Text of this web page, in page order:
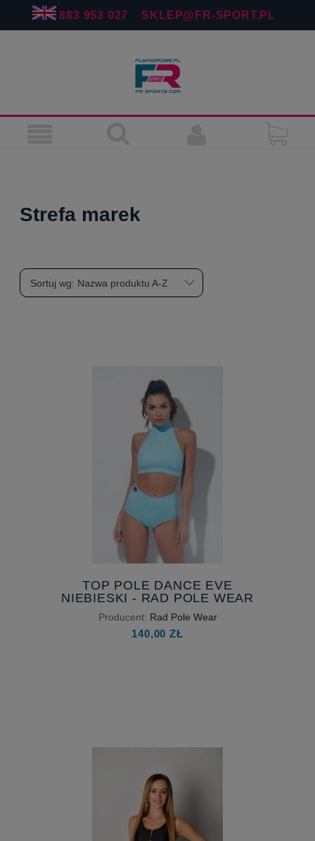
883 953 027 SKLEP@FR-SPORT.PL
Strefa marek
Sortuj wg: Nazwa produktu A-Z
TOP POLE DANCE EVE
NIEBIESKI - RAD POLE WEAR
Producent: Rad Pole Wear
140,00 ZŁ